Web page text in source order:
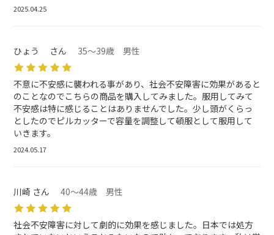
2025.04.25
ひょう さん 35～39歳 男性
不意に不安感に襲われる事があり、社会不安障害に効果があると
のことなのでこちらの商品を購入してみました。服用してみて
不安感は特に感じることはありませんでした。少し頭がくらっ
としたのでピルカッターで容量を調整して頓服として服用して
いきます。
2024.05.17
川崎 さん 40～44歳 男性
社会不安障害に対して劇的に効果を感じました。日本では処方